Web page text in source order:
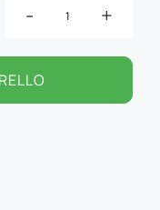
- +